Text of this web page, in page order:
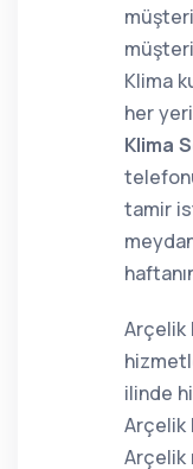
Klima
her
Klima
tamir
Arçelik
ilinde
Arçelik
Arçelik